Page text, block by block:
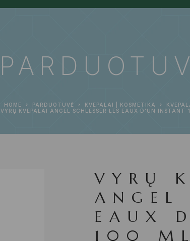
HOME PARDUOTUVĖ KVEPALAI | KOSMETIKA
VYRŲ KVEPALAI ANGEL SCHLESSER LES EAUX D’UN INSTANT
VYRŲ
ANGEL
EAUX
100 ML